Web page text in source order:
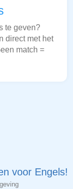
te geven?
direct met het
match =
voor Engels!